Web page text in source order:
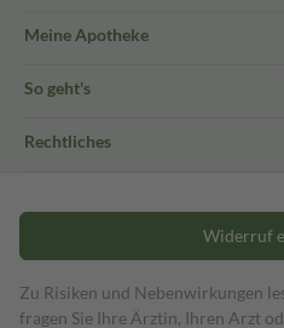
Meine Apotheke
So geht's
Rechtliches
Widerruf
Zu Risiken und Nebenwirkungen
fragen Sie Ihre Ärztin, Ihren Arzt